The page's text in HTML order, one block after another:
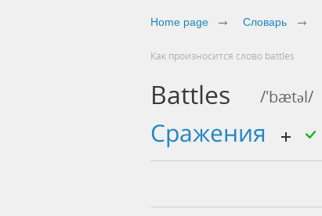
Home page Словарь
Как произносится слово battles
Battles /'bætəl/
сражения